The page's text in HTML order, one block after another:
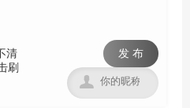
发 布
